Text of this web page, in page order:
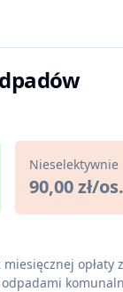
Nieselektywnie
90,00 zł/os.
opłaty